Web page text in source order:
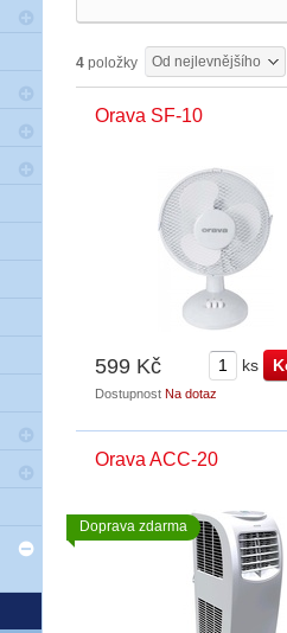
4 položky Od nejlevnějšího
Orava SF-10
599 Kč ks
Dostupnost Na dotaz
Orava ACC-20
Doprava zdarma